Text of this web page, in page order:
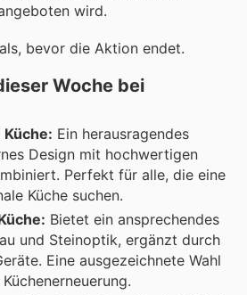
wird.
bevor die Aktion endet.
Woche bei
Küche: Ein herausragendes
Design mit hochwertigen
Perfekt für alle, die eine
Küche suchen.
Bietet ein ansprechendes
und Steinoptik, ergänzt durch
Eine ausgezeichnete Wahl